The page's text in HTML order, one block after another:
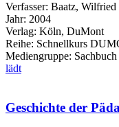
Verfasser: Baatz, Wilfried
Jahr: 2004
Verlag: Köln, DuMont
Reihe: Schnellkurs
Mediengruppe: Sachbuch
lädt
Geschichte der